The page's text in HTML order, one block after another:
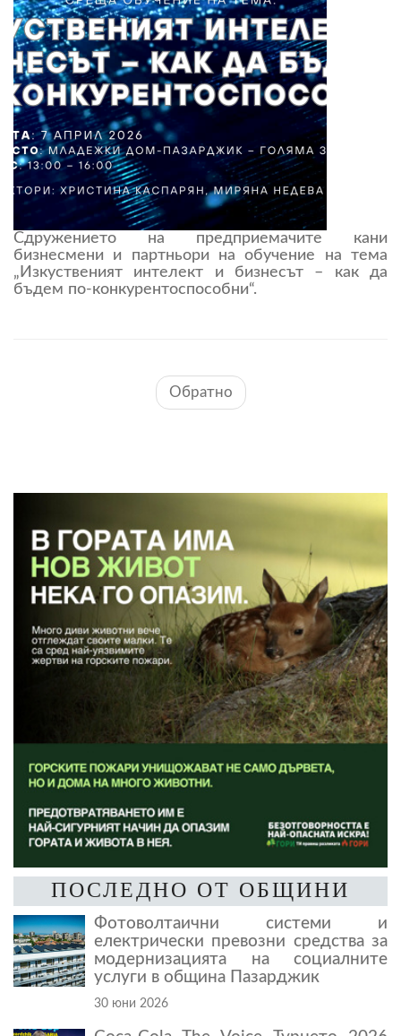
Сдружението на предприемачите кани
бизнесмени и партньори на обучение на тема
„Изкуственият интелект и бизнесът – как да
бъдем по-конкурентоспособни“.
Обратно
ПОСЛЕДНО ОТ ОБЩИНИ
Фотоволтаични системи и
електрически превозни средства за
модернизацията на социалните
услуги в община Пазарджик
30 юни 2026